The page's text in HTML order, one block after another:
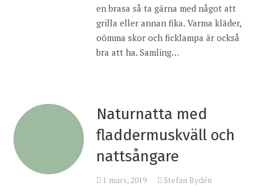
en brasa så ta gärna med något att
grilla eller annan fika. Varma kläder,
oömma skor och ficklampa är också
bra att ha. Samling…
Naturnatta med
fladdermuskväll och
nattsångare
1 mars, 2019
Stefan Bydén